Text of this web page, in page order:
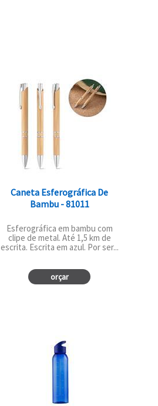
Caneta Esferográfica De
Bambu - 81011
Esferográfica em bambu com
clipe de metal. Até 1,5 km de
escrita. Escrita em azul. Por ser...
orçar